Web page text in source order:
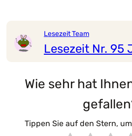
Lesezeit Team
Lesezeit Nr. 95
Wie sehr hat
Tippen Sie auf den Stern,